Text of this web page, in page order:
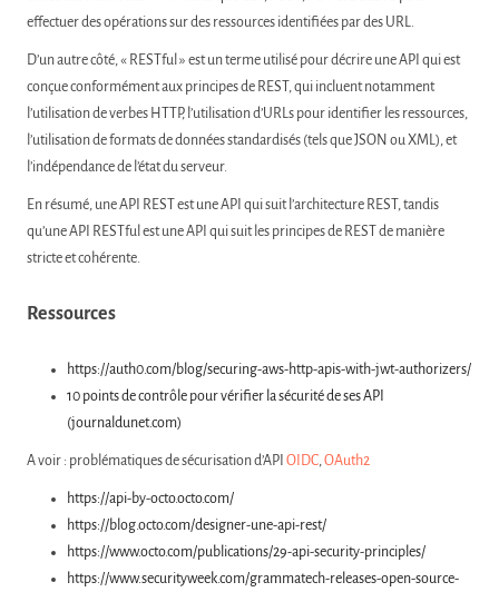
effectuer des opérations sur des ressources identifiées par des URL.
D’un autre côté, « RESTful » est un terme utilisé pour décrire une API qui est
conçue conformément aux principes de REST, qui incluent notamment
l’utilisation de verbes HTTP, l’utilisation d’URLs pour identifier les ressources,
l’utilisation de formats de données standardisés (tels que JSON ou XML), et
l’indépendance de l’état du serveur.
En résumé, une API REST est une API qui suit l’architecture REST, tandis
qu’une API RESTful est une API qui suit les principes de REST de manière
stricte et cohérente.
Ressources
https://auth0.com/blog/securing-aws-http-apis-with-jwt-authorizers/
10 points de contrôle pour vérifier la sécurité de ses API
(journaldunet.com)
A voir : problématiques de sécurisation d’API OIDC,OAuth2
https://api-by-octo.octo.com/
https://blog.octo.com/designer-une-api-rest/
https://www.octo.com/publications/29-api-security-principles/
https://www.securityweek.com/grammatech-releases-open-source-